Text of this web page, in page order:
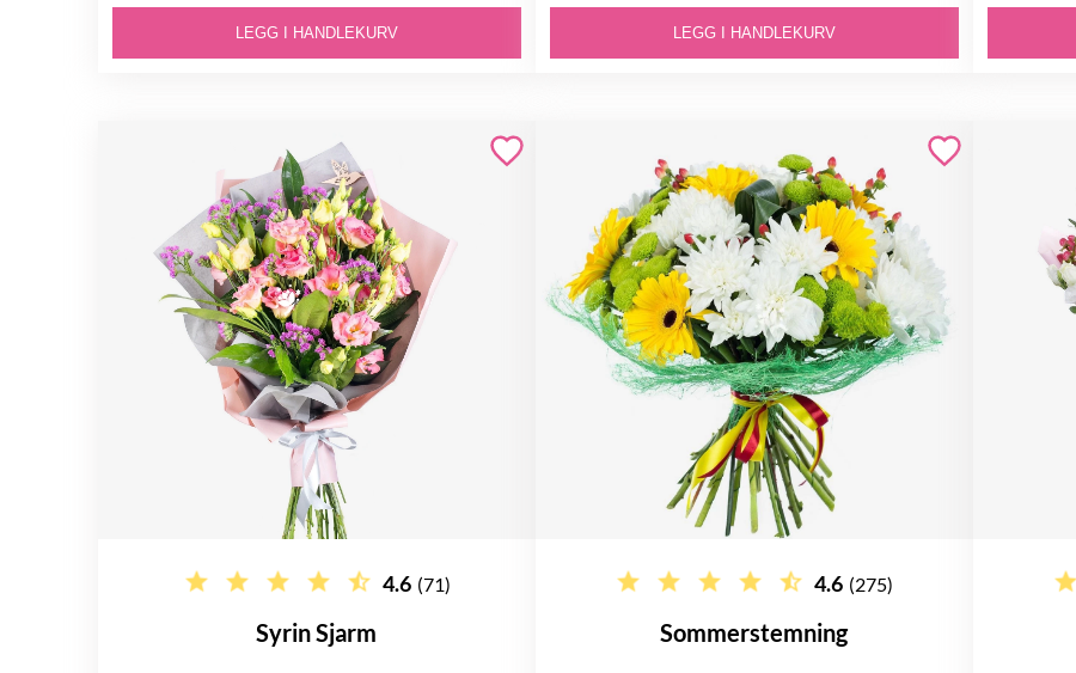
LEGG I HANDLEKURV LEGG I HANDLEKURV
4.6 (71)
Syrin Sjarm
4.6 (275)
Sommerstemning